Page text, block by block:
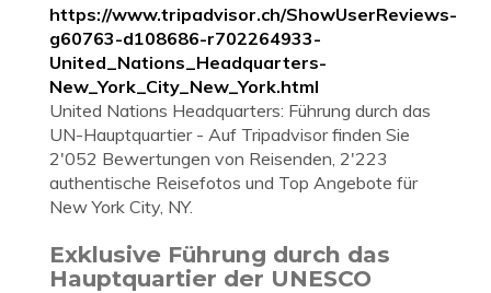
https://www.tripadvisor.ch/ShowUserReviews-
g60763-d108686-r702264933-
United_Nations_Headquarters-
New_York_City_New_York.html
United Nations Headquarters: Führung durch das
UN-Hauptquartier - Auf Tripadvisor finden Sie
2'052 Bewertungen von Reisenden, 2'223
authentische Reisefotos und Top Angebote für
New York City, NY.
Exklusive Führung durch das
Hauptquartier der UNESCO